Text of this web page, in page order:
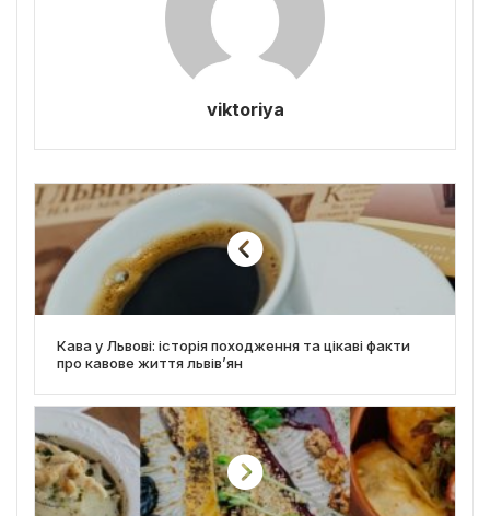
viktoriya
Кава у Львові: історія походження та цікаві факти
про кавове життя львів’ян